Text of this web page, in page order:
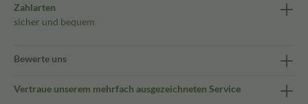
Zahlarten
sicher und bequem
Bewerte uns
Vertraue unserem mehrfach ausgezeichneten Service